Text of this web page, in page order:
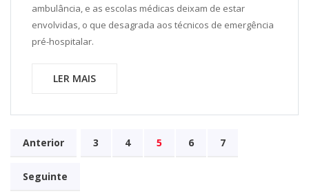
ambulância, e as escolas médicas deixam de estar
envolvidas, o que desagrada aos técnicos de emergência
pré-hospitalar.
LER MAIS
Anterior 3 4 5 6 7
Seguinte